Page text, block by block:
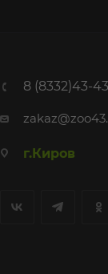
8 (8332)43-
г.Киров